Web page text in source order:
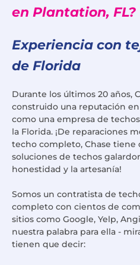
en Plantation, FL?
Experiencia con
de Florida
Durante los últimos 20 años,
construido una reputación
como una empresa de
la Florida. ¡De reparaciones
techo completo, Chase tiene
soluciones de techos
honestidad y la artesanía!
Somos un contratista de
completo con cientos de
sitios como Google, Yelp,
nuestra palabra para ella -
tienen que decir: